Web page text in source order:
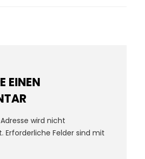
EINEN
wird nicht
Erforderliche Felder sind mit